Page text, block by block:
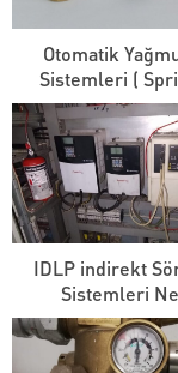
Otomatik
Sistemleri (
IDLP indirekt
Sistemleri